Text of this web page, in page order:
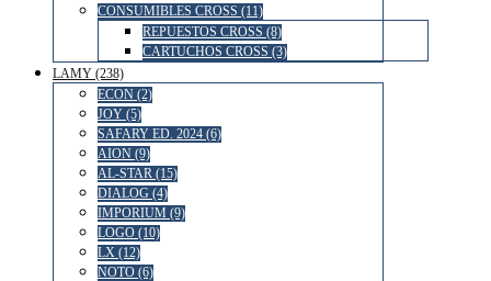
CONSUMIBLES CROSS (11)
REPUESTOS CROSS (8)
CARTUCHOS CROSS (3)
LAMY (238)
ECON (2)
JOY (5)
SAFARY ED. 2024 (6)
AION (9)
AL-STAR (15)
DIALOG (4)
IMPORIUM (9)
LOGO (10)
LX (12)
NOTO (6)